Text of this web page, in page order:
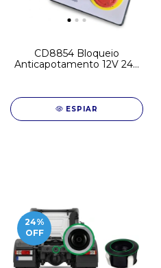
CD8854 Bloqueio
Anticapotamento 12V 24V
ESPIAR
24%
OFF